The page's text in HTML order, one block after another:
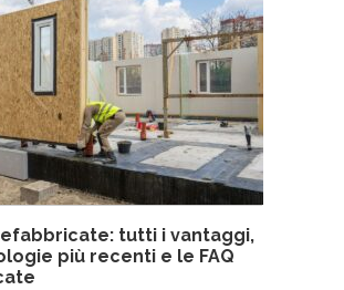
tutti i vantaggi,
più recenti e le FAQ